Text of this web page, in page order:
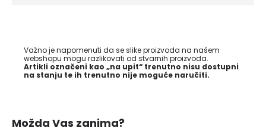
Važno je napomenuti da se slike proizvoda na našem
webshopu mogu razlikovati od stvarnih proizvoda.
Artikli označeni kao „na upit“ trenutno nisu dostupni
na stanju te ih trenutno nije moguće naručiti.
Možda Vas zanima?